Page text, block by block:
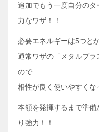
追加でもう一度自分の
力なワザ！！
必要エネルギーは5つと
通常ワザの「メタルブ
ので
相性が良く使いやすくな
本領を発揮するまで準
り強力！！